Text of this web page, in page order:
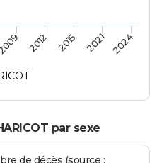
2012 2015 2021 2024
par sexe
de décès (source :